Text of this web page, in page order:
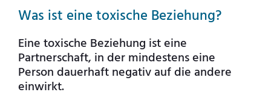
Das Institut
Ausbildung
Kontakt
Was ist eine toxische Beziehung?
Eine toxische Beziehung ist eine
Partnerschaft, in der mindestens eine
Person dauerhaft negativ auf die andere
einwirkt.